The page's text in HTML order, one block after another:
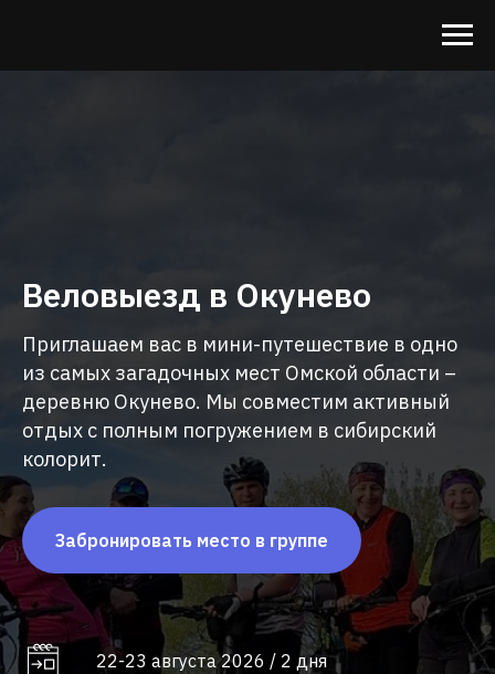
Веловыезд в Окунево
Приглашаем вас в мини-путешествие в одно
из самых загадочных мест Омской области –
деревню Окунево. Мы совместим активный
отдых с полным погружением в сибирский
колорит.
Забронировать место в группе
22-23 августа 2026 / 2 дня